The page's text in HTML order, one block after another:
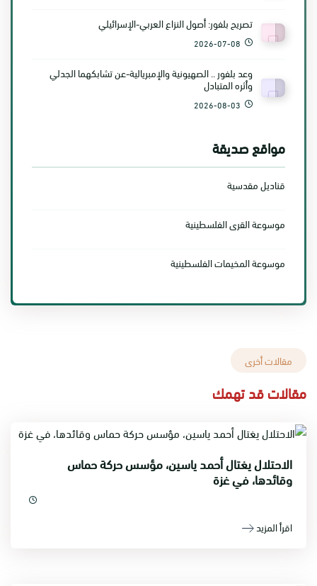
تصريح بلفور: أصول النزاع العربي-الإسرائيلي
2026-07-08
وعد بلفور .. الصهيونية والإمبريالية-عن تشابكهما الجدلي
وأثره المتبادل
2026-08-03
مواقع صديقة
قناديل مقدسية
موسوعة القرى الفلسطينية
موسوعة المخيمات الفلسطينية
مقالات أخرى
مقالات قد تهمك
الاحتلال يغتال أحمد ياسين، مؤسس حركة حماس
وقائدها، في غزة
اقرأ المزيد